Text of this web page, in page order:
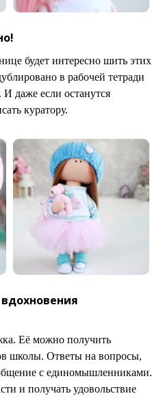
будет интересно шить этих
в рабочей тетради
даже если останутся
куратору.
Её можно получить
школы. Ответы на вопросы,
с единомышленниками.
и получать удовольствие